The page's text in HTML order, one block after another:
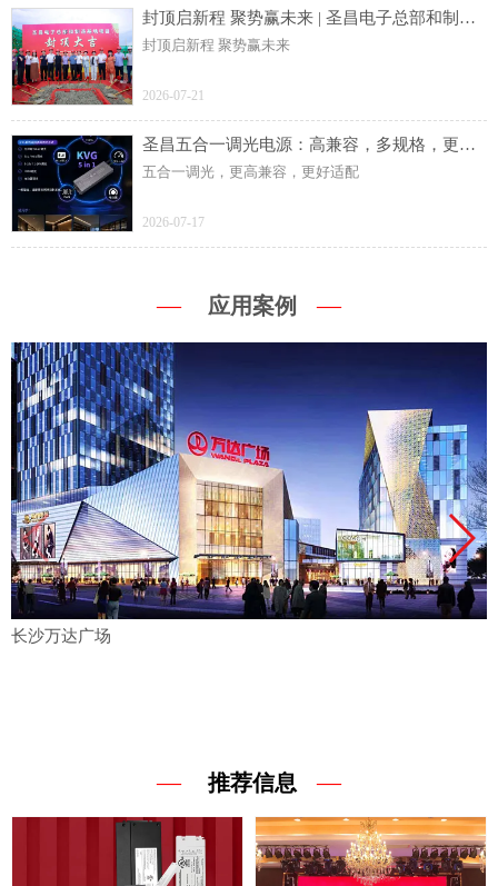
封顶启新程 聚势赢未来 | 圣昌电子总部和制造基地项目主体结构顺利封顶
封顶启新程 聚势赢未来
2026-07-21
圣昌五合一调光电源：高兼容，多规格，更灵活
五合一调光，更高兼容，更好适配
2026-07-17
— 应用案例 —
长沙万达广场
— 推荐信息 —